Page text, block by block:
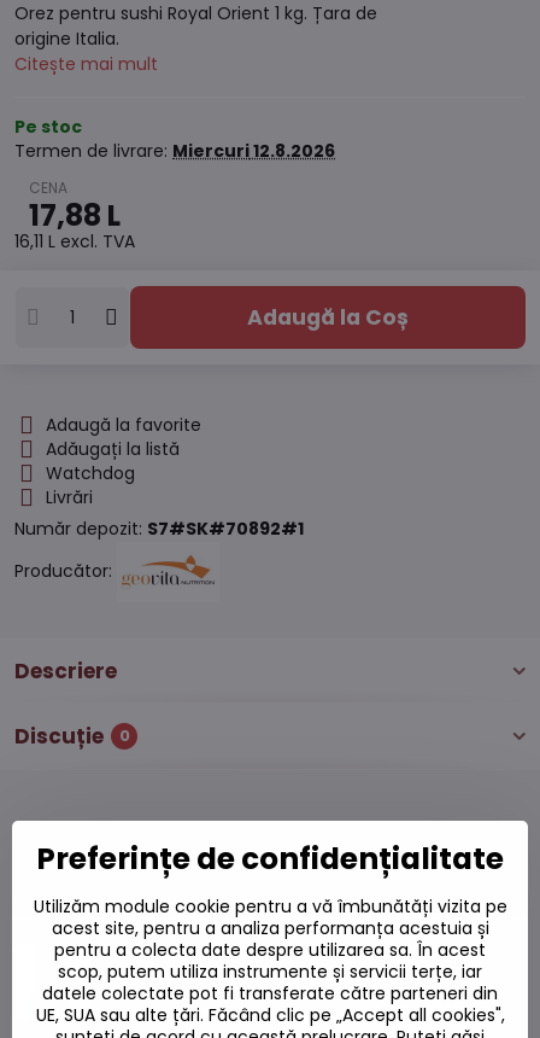
Orez pentru sushi Royal Orient 1 kg. Țara de
origine Italia.
Citește mai mult
Pe stoc
Termen de livrare: Miercuri12.8.2026
17,88 L
16,11 L excl. TVA
Adaugă la Coș
Adaugă la favorite
Adăugați la listă
Watchdog
Livrări
Număr depozit: S7#SK#70892#1
Producător:
Descriere
Discuție 0
Produse alternative
Orez pentru sushi Royal Tiger 1kg
Pe stoc
17,65 L Adaugă la Coș
Preferințe de confidențialitate
Utilizăm module cookie pentru a vă îmbunătăți vizita pe
acest site, pentru a analiza performanța acestuia și
pentru a colecta date despre utilizarea sa. În acest
scop, putem utiliza instrumente și servicii terțe, iar
datele colectate pot fi transferate către parteneri din
UE, SUA sau alte țări. Făcând clic pe „Accept all cookies",